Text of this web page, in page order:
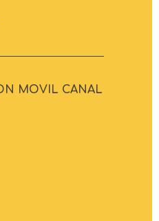
MOVIL CANAL